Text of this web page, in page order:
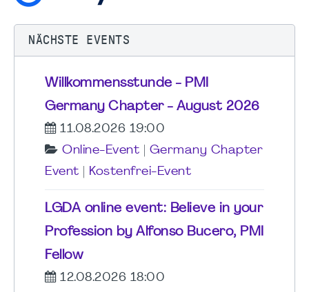
NÄCHSTE EVENTS
Willkommensstunde - PMI
Germany Chapter - August 2026
11.08.2026 19:00
Online-Event
Germany Chapter
Event
Kostenfrei-Event
LGDA online event: Believe in your
Profession by Alfonso Bucero, PMI
Fellow
12.08.2026 18:00